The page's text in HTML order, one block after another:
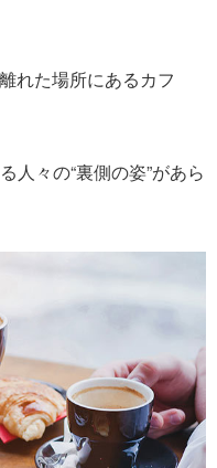
れた場所にあるカフ
人々の“裏側の姿”があら